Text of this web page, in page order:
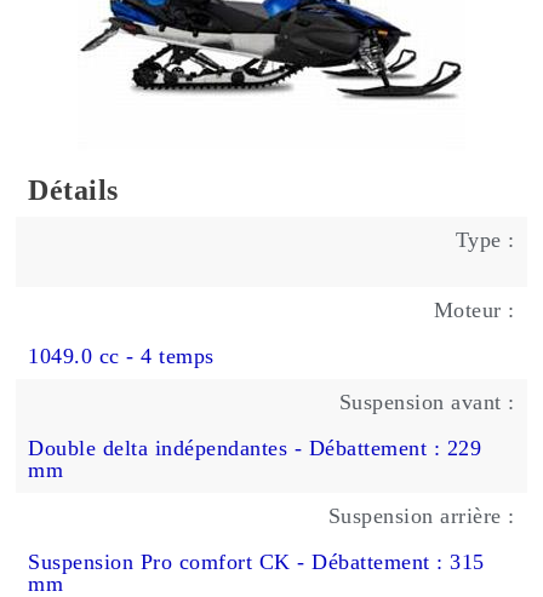
Détails
Type :
Moteur :
1049.0 cc - 4 temps
Suspension avant :
Double delta indépendantes - Débattement : 229
mm
Suspension arrière :
Suspension Pro comfort CK - Débattement : 315
mm